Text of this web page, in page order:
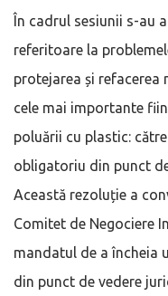
În cadrul sesiunii s-au
referitoare la
protejarea și refacerea
cele mai importante
poluării cu plastic:
obligatoriu din punct
Această rezoluție a
Comitet de Negociere
mandatul de a încheia
din punct de vedere